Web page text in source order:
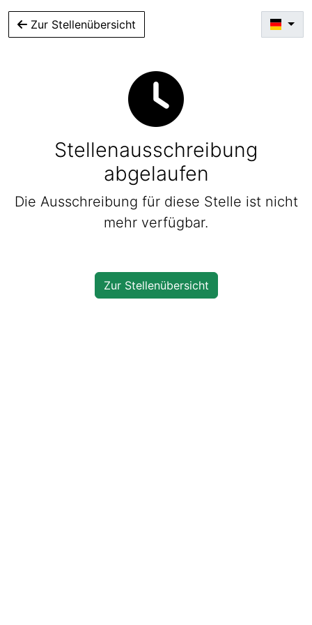
Zur Stellenübersicht
Stellenausschreibung
abgelaufen
Die Ausschreibung für diese Stelle ist nicht
mehr verfügbar.
Zur Stellenübersicht